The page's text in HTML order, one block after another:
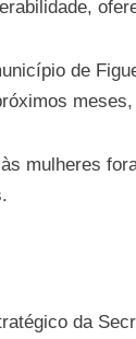
de
mulheres
da